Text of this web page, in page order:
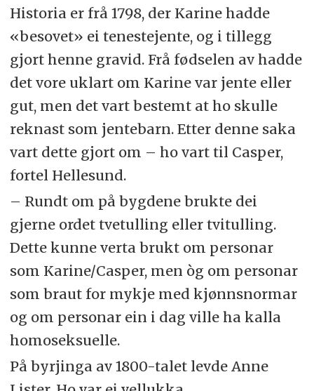
Historia er frå 1798, der Karine hadde
«besovet» ei tenestejente, og i tillegg
gjort henne gravid. Frå fødselen av hadde
det vore uklart om Karine var jente eller
gut, men det vart bestemt at ho skulle
reknast som jentebarn. Etter denne saka
vart dette gjort om – ho vart til Casper,
fortel Hellesund.
– Rundt om på bygdene brukte dei
gjerne ordet tvetulling eller tvitulling.
Dette kunne verta brukt om personar
som Karine/Casper, men òg om personar
som braut for mykje med kjønnsnormar
og om personar ein i dag ville ha kalla
homoseksuelle.
På byrjinga av 1800-talet levde Anne